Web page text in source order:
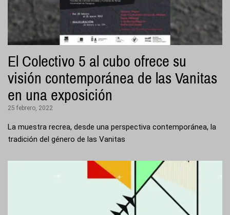
El Colectivo 5 al cubo ofrece su
visión contemporánea de las Vanitas
en una exposición
25 febrero, 2022
La muestra recrea, desde una perspectiva contemporánea, la
tradición del género de las Vanitas